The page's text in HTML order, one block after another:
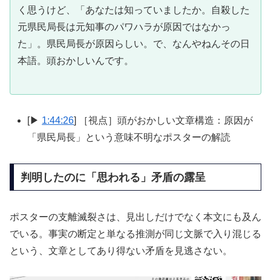
く思うけど、「あなたは知っていましたか。自殺した
元県民局長は元知事のパワハラが原因ではなかっ
た」。県民局長が原因らしい。で、なんやねんその日
本語。頭おかしいんです。
[▶ 1:44:26] ［視点］頭がおかしい文章構造：原因が
「県民局長」という意味不明なポスターの解読
判明したのに「思われる」矛盾の露呈
ポスターの支離滅裂さは、見出しだけでなく本文にも及ん
でいる。事実の断定と単なる推測が同じ文脈で入り混じる
という、文章としてあり得ない矛盾を見逃さない。